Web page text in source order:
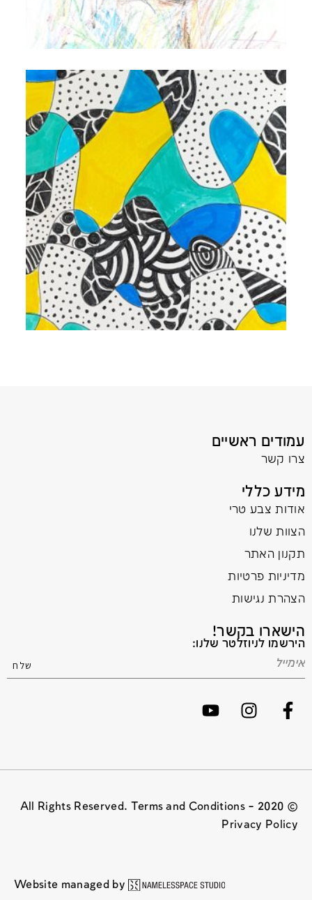
עמודים ראשיים
צרו קשר
מידע כללי
אודות צבע טרי
הצוות שלנו
תקנון האתר
מדיניות פרטיות
הצהרת נגישות
הישארו בקשר!
הירשמו לניוזלטר שלנו:
© 2020 All Rights Reserved. Terms and Conditions –
Privacy Policy
Website managed by